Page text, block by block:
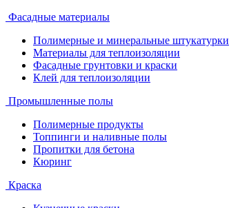
Фасадные материалы
Полимерные и минеральные штукатурки
Материалы для теплоизоляции
Фасадные грунтовки и краски
Клей для теплоизоляции
Промышленные полы
Полимерные продукты
Топпинги и наливные полы
Пропитки для бетона
Кюринг
Краска